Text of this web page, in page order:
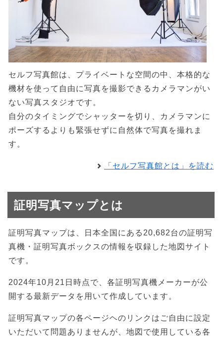
セルフ写真館は、プライベートな空間の中、本格的な
機材を使って自由に写真を撮影できるカメラマンがい
ない写真スタジオです。
自分のタイミングでシャッターを切り、カメラマンに
ポーズするよりも緊張せずに自然体で写真を撮れま
す。
「セルフ写真館とは」を読む
証明写真マップとは
証明写真マップは、日本全国にある20,682台の証明写
真機・証明写真ボックスの情報を収録した地図サイト
です。
2024年10月21日時点で、各証明写真機メーカーが公
開する最新データを用いて作成しています。
証明写真マップの各ページヘのリンクはご自由に設定
いただいて問題ありませんが、地図で使用している各